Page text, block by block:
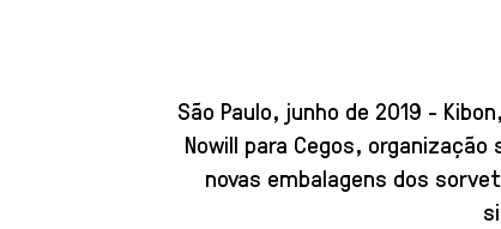
São Paulo, junho de 2019 -
Nowill para Cegos,
novas embalagens dos